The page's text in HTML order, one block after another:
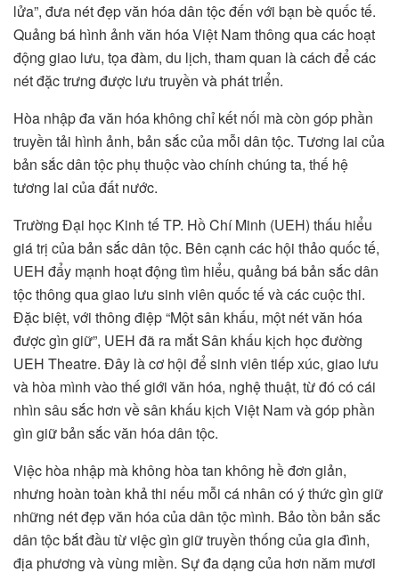
lửa”, đưa nét đẹp văn hóa dân tộc đến với bạn bè quốc tế.
Quảng bá hình ảnh văn hóa Việt Nam thông qua các hoạt
động giao lưu, tọa đàm, du lịch, tham quan là cách để các
nét đặc trưng được lưu truyền và phát triển.
Hòa nhập đa văn hóa không chỉ kết nối mà còn góp phần
truyền tải hình ảnh, bản sắc của mỗi dân tộc. Tương lai của
bản sắc dân tộc phụ thuộc vào chính chúng ta, thế hệ
tương lai của đất nước.
Trường Đại học Kinh tế TP. Hồ Chí Minh (UEH) thấu hiểu
giá trị của bản sắc dân tộc. Bên cạnh các hội thảo quốc tế,
UEH đẩy mạnh hoạt động tìm hiểu, quảng bá bản sắc dân
tộc thông qua giao lưu sinh viên quốc tế và các cuộc thi.
Đặc biệt, với thông điệp “Một sân khấu, một nét văn hóa
được gìn giữ”, UEH đã ra mắt Sân khấu kịch học đường
UEH Theatre. Đây là cơ hội để sinh viên tiếp xúc, giao lưu
và hòa mình vào thế giới văn hóa, nghệ thuật, từ đó có cái
nhìn sâu sắc hơn về sân khấu kịch Việt Nam và góp phần
gìn giữ bản sắc văn hóa dân tộc.
Việc hòa nhập mà không hòa tan không hề đơn giản,
nhưng hoàn toàn khả thi nếu mỗi cá nhân có ý thức gìn giữ
những nét đẹp văn hóa của dân tộc mình. Bảo tồn bản sắc
dân tộc bắt đầu từ việc gìn giữ truyền thống của gia đình,
địa phương và vùng miền. Sự đa dạng của hơn năm mươi